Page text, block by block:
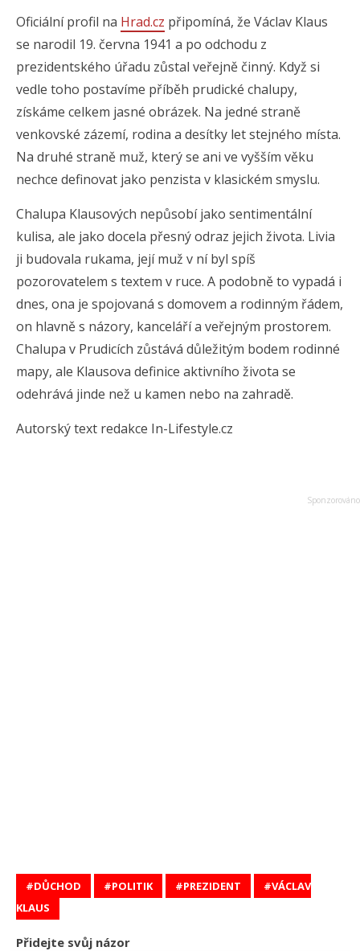
Oficiální profil na Hrad.cz připomíná, že Václav Klaus
se narodil 19. června 1941 a po odchodu z
prezidentského úřadu zůstal veřejně činný. Když si
vedle toho postavíme příběh prudické chalupy,
získáme celkem jasné obrázek. Na jedné straně
venkovské zázemí, rodina a desítky let stejného místa.
Na druhé straně muž, který se ani ve vyšším věku
nechce definovat jako penzista v klasickém smyslu.
Chalupa Klausových nepůsobí jako sentimentální
kulisa, ale jako docela přesný odraz jejich života. Livia
ji budovala rukama, její muž v ní byl spíš
pozorovatelem s textem v ruce. A podobně to vypadá i
dnes, ona je spojovaná s domovem a rodinným řádem,
on hlavně s názory, kanceláří a veřejným prostorem.
Chalupa v Prudicích zůstává důležitým bodem rodinné
mapy, ale Klausova definice aktivního života se
odehrává jinde než u kamen nebo na zahradě.
Autorský text redakce In-Lifestyle.cz
DŮCHOD POLITIK PREZIDENT
VÁCLAV
KLAUS
Přidejte svůj názor